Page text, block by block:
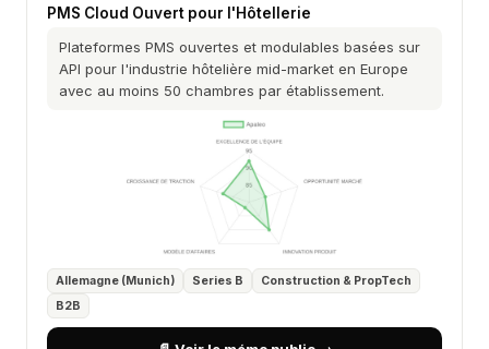
PMS Cloud Ouvert pour l'Hôtellerie
Plateformes PMS ouvertes et modulables basées sur
API pour l'industrie hôtelière mid-market en Europe
avec au moins 50 chambres par établissement.
Allemagne (Munich) Series B
Construction & PropTech
B2B